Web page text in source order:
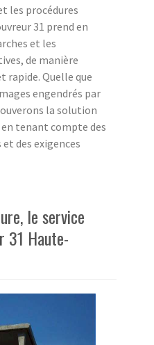
les procédures
31 prend en
et les
de manière
rapide. Quelle que
engendrés par
la solution
tenant compte des
des exigences
le service
31 Haute-